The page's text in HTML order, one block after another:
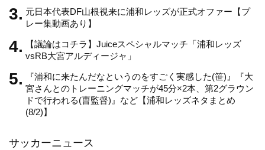
n
e
元日本代表DF山根視来に浦和レッズが正式オファー【プ
レー集動画あり】
【議論はコチラ】Juiceスペシャルマッチ「浦和レッズ
vsRB大宮アルディージャ」
『浦和に来たんだなというのをすごく実感した(笹)』『大
宮さんとのトレーニングマッチが45分×2本、第2グラウン
ドで行われる(曺監督)』など【浦和レッズネタまとめ
(8/2)】
サッカーニュース